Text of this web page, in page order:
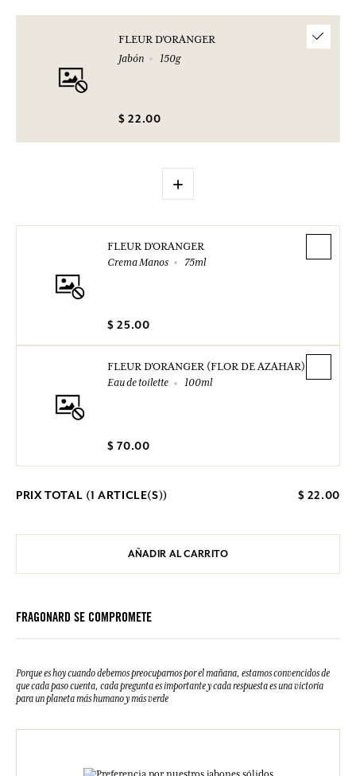
FLEUR D'ORANGER
Jabón
150g
$ 22.00
+
FLEUR D'ORANGER
Crema Manos
75ml
$ 25.00
FLEUR D'ORANGER (FLOR DE AZAHAR)
Eau de toilette
100ml
$ 70.00
PRIX TOTAL (1 ARTICLE(S)) $ 22.00
AÑADIR AL CARRITO
FRAGONARD SE COMPROMETE
Porque es hoy cuando debemos preocuparnos por el mañana, estamos convencidos de
que cada paso cuenta, cada pregunta es importante y cada respuesta es una victoria
para un planeta más humano y más verde